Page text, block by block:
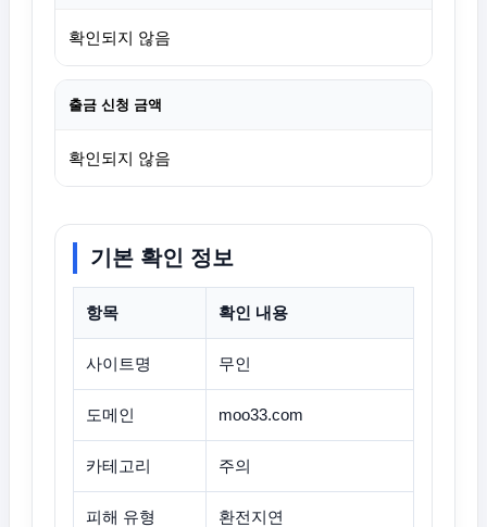
확인되지 않음
출금 신청 금액
확인되지 않음
기본 확인 정보
항목 확인 내용
사이트명 무인
도메인 moo33.com
카테고리 주의
피해 유형 환전지연